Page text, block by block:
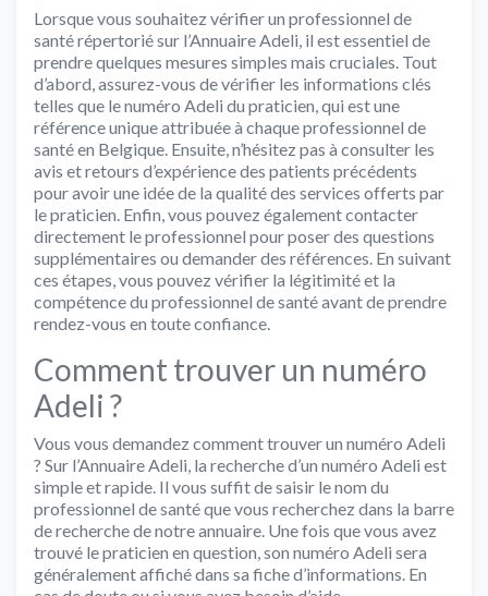
Lorsque vous souhaitez vérifier un professionnel de
santé répertorié sur l’Annuaire Adeli, il est essentiel de
prendre quelques mesures simples mais cruciales. Tout
d’abord, assurez-vous de vérifier les informations clés
telles que le numéro Adeli du praticien, qui est une
référence unique attribuée à chaque professionnel de
santé en Belgique. Ensuite, n’hésitez pas à consulter les
avis et retours d’expérience des patients précédents
pour avoir une idée de la qualité des services offerts par
le praticien. Enfin, vous pouvez également contacter
directement le professionnel pour poser des questions
supplémentaires ou demander des références. En suivant
ces étapes, vous pouvez vérifier la légitimité et la
compétence du professionnel de santé avant de prendre
rendez-vous en toute confiance.
Comment trouver un numéro
Adeli ?
Vous vous demandez comment trouver un numéro Adeli
? Sur l’Annuaire Adeli, la recherche d’un numéro Adeli est
simple et rapide. Il vous suffit de saisir le nom du
professionnel de santé que vous recherchez dans la barre
de recherche de notre annuaire. Une fois que vous avez
trouvé le praticien en question, son numéro Adeli sera
généralement affiché dans sa fiche d’informations. En